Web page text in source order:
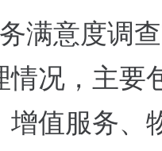
满意度调
情况，主要
增值服务、